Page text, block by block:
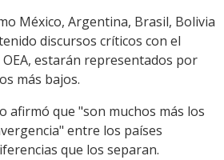
México, Argentina, Brasil, Bolivia
discursos críticos con el
estarán representados por
más bajos.
afirmó que "son muchos más los
entre los países
que los separan.